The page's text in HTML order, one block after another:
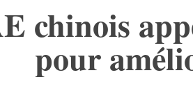
chinois
pour